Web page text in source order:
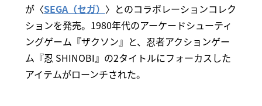
が〈SEGA（セガ） 〉とのコラボレーションコレク
ションを発売。1980年代のアーケードシューティ
ングゲーム『ザクソン』と、忍者アクションゲー
ム『忍 SHINOBI』の2タイトルにフォーカスした
アイテムがローンチされた。